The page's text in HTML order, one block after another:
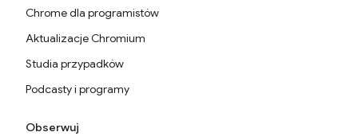
Chrome dla programistów
Aktualizacje Chromium
Studia przypadków
Podcasty i programy
Obserwuj